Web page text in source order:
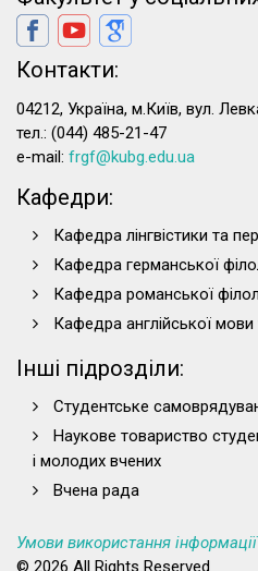
Контакти:
04212, Україна, м.Київ, вул.
тел.: (044) 485-21-47
e-mail: frgf@kubg.edu.ua
Кафедри:
Кафедра лінгвістики та
Кафедра германської
Кафедра романської
Кафедра англійської мови
Інші підрозділи:
Студентське
Наукове товариство
і молодих вчених
Вчена рада
Умови використання
© 2026 All Rights Reserved